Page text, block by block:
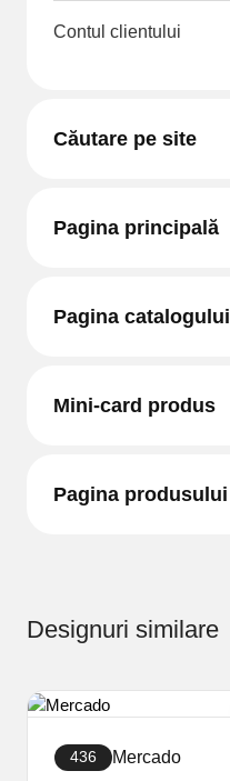
Contul clientului
Căutare pe site
Pagina principală
Pagina catalogului
Mini-card produs
Pagina produsului
Designuri similare
436 Mercado